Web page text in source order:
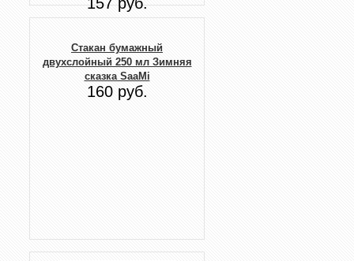
Стакан бумажный
двухслойный 250 мл Зимняя
сказка SaaMi
160 руб.